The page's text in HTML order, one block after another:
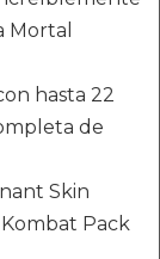
Mortal
hasta 22
de
Skin
Pack